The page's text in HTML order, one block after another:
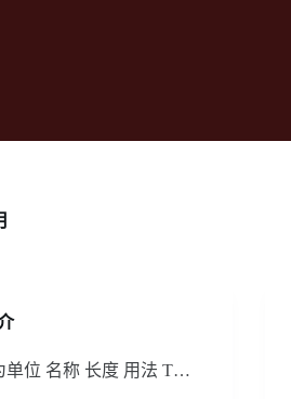
单位 名称 长度 用法 T…